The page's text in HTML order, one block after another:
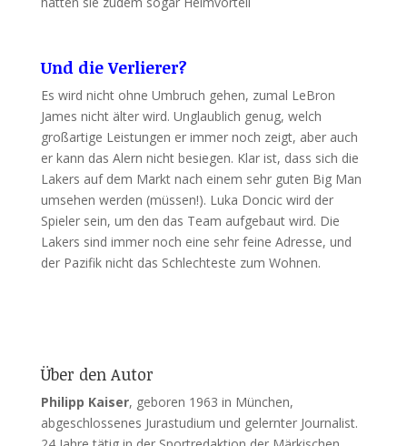
Und die Verlierer?
Es wird nicht ohne Umbruch gehen, zumal LeBron
James nicht älter wird. Unglaublich genug, welch
großartige Leistungen er immer noch zeigt, aber auch
er kann das Alern nicht besiegen. Klar ist, dass sich die
Lakers auf dem Markt nach einem sehr guten Big Man
umsehen werden (müssen!). Luka Doncic wird der
Spieler sein, um den das Team aufgebaut wird. Die
Lakers sind immer noch eine sehr feine Adresse, und
der Pazifik nicht das Schlechteste zum Wohnen.
Über den Autor
Philipp Kaiser, geboren 1963 in München,
abgeschlossenes Jurastudium und gelernter Journalist.